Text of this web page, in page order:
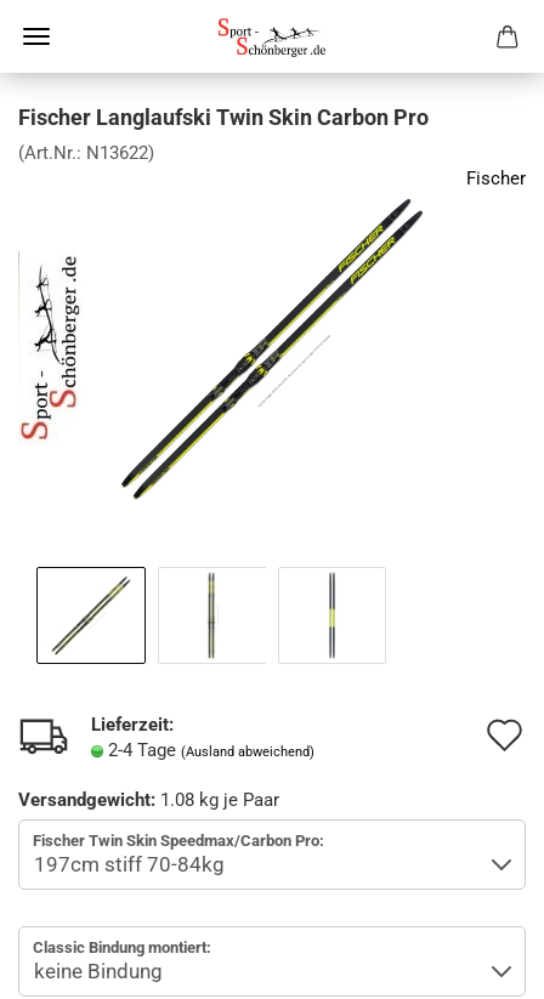
Fischer Langlaufski Twin Skin Carbon Pro
(Art.Nr.: N13622)
Fischer
Lieferzeit:
2-4 Tage (Ausland abweichend)
Versandgewicht: 1.08 kg je Paar
Fischer Twin Skin Speedmax/Carbon Pro:
Classic Bindung montiert: